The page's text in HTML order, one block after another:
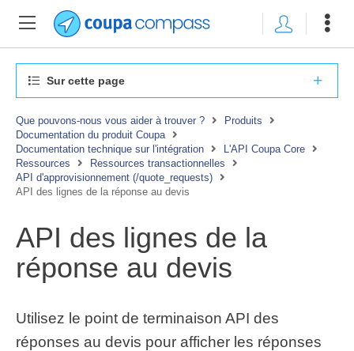
Sur cette page
Que pouvons-nous vous aider à trouver ?
Produits
Documentation du produit Coupa
Documentation technique sur l'intégration
L'API Coupa Core
Ressources
Ressources transactionnelles
API d'approvisionnement (/quote_requests)
API des lignes de la réponse au devis
API des lignes de la
réponse au devis
Utilisez le point de terminaison API des
réponses au devis pour afficher les réponses